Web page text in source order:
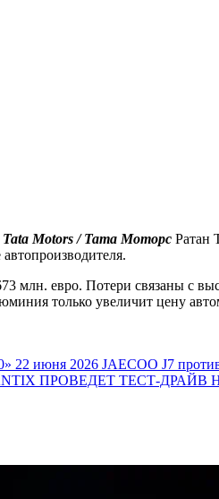
Tata Motors / Тата Моторс Ратан
млн. евро. Потери связаны с
только увеличит цену
22 июня 2026 JAECOO J7
ПРОВЕДЕТ ТЕСТ-ДРАЙВ